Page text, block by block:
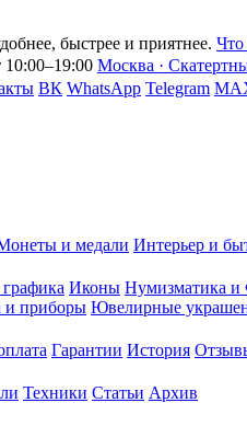
быстрее и приятнее. Что
Москва ·
ВК WhatsApp Telegram
и медали Интерьер и
Иконы Нумизматика и
и приборы Ювелирные
Гарантии История
Техники Статьи Архив